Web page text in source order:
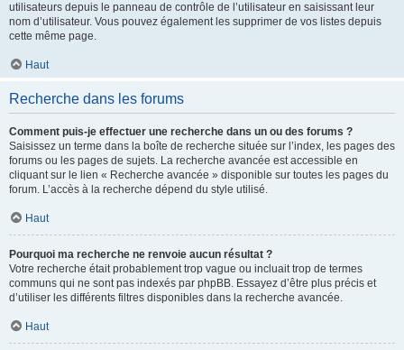
utilisateurs depuis le panneau de contrôle de l’utilisateur en saisissant leur
nom d’utilisateur. Vous pouvez également les supprimer de vos listes depuis
cette même page.
Haut
Recherche dans les forums
Comment puis-je effectuer une recherche dans un ou des forums ?
Saisissez un terme dans la boîte de recherche située sur l’index, les pages des
forums ou les pages de sujets. La recherche avancée est accessible en
cliquant sur le lien « Recherche avancée » disponible sur toutes les pages du
forum. L’accès à la recherche dépend du style utilisé.
Haut
Pourquoi ma recherche ne renvoie aucun résultat ?
Votre recherche était probablement trop vague ou incluait trop de termes
communs qui ne sont pas indexés par phpBB. Essayez d’être plus précis et
d’utiliser les différents filtres disponibles dans la recherche avancée.
Haut